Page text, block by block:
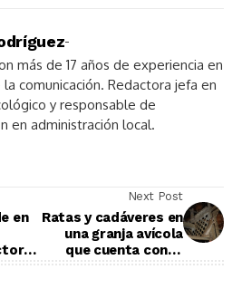
-
más de 17 años de experiencia en
comunicación. Redactora jefa en
y responsable de
en administración local.
en
Next Post
Ratas y cadáveres en
una granja avícola
que cuenta con el